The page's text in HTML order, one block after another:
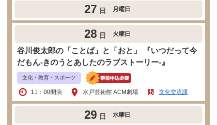
27 日 月曜日
28 日 火曜日
谷川俊太郎の「ことば」と「おと」 『いつだって今
だもん-きのうとあしたのラブストーリー-』
文化・教育・スポーツ
11：00開演 水戸芸術館 ACM劇場 文化交流課
29 日 水曜日